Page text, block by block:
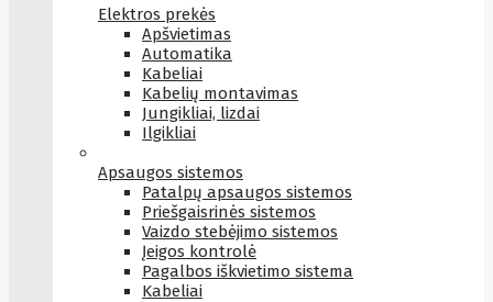
Elektros prekės
Apšvietimas
Automatika
Kabeliai
Kabelių montavimas
Jungikliai, lizdai
Ilgikliai
Apsaugos sistemos
Patalpų apsaugos sistemos
Priešgaisrinės sistemos
Vaizdo stebėjimo sistemos
Įeigos kontrolė
Pagalbos iškvietimo sistema
Kabeliai